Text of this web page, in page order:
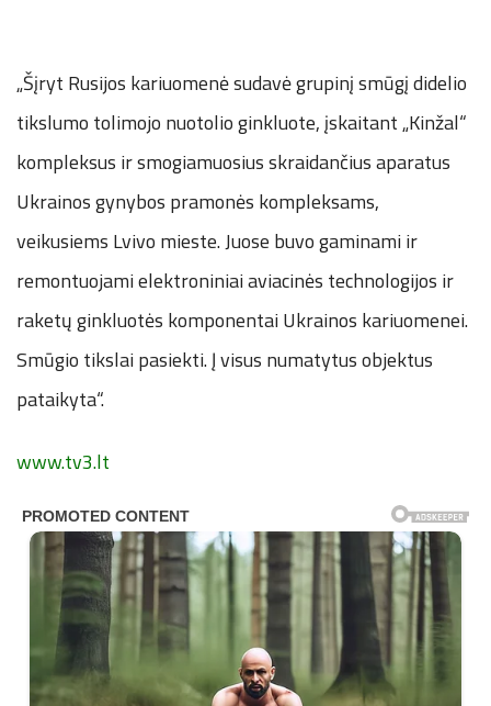
„Šįryt Rusijos kariuomenė sudavė grupinį smūgį didelio
tikslumo tolimojo nuotolio ginkluote, įskaitant „Kinžal“
kompleksus ir smogiamuosius skraidančius aparatus
Ukrainos gynybos pramonės kompleksams,
veikusiems Lvivo mieste. Juose buvo gaminami ir
remontuojami elektroniniai aviacinės technologijos ir
raketų ginkluotės komponentai Ukrainos kariuomenei.
Smūgio tikslai pasiekti. Į visus numatytus objektus
pataikyta“.
www.tv3.lt